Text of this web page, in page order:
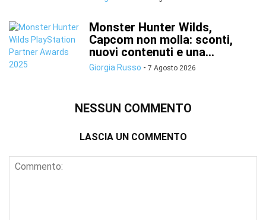
Monster Hunter Wilds,
Capcom non molla: sconti,
nuovi contenuti e una...
Giorgia Russo - 7 Agosto 2026
NESSUN COMMENTO
LASCIA UN COMMENTO